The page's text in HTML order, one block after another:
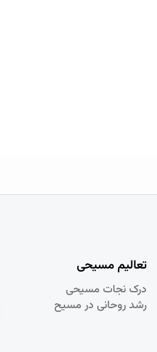
تعالیم مسیحی
درک نجات مسيحی
رشد روحانی در مسيح